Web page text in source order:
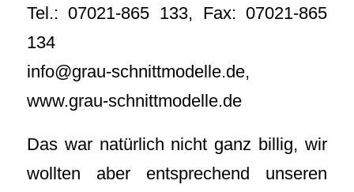
Tel.: 07021-865 133, Fax: 07021-865
134
info@grau-schnittmodelle.de,
www.grau-schnittmodelle.de
Das war natürlich nicht ganz billig, wir
wollten aber entsprechend unseren